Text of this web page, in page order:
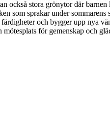
också stora grönytor där
som sprakar under sommarens
och bygger upp nya
för gemenskap och